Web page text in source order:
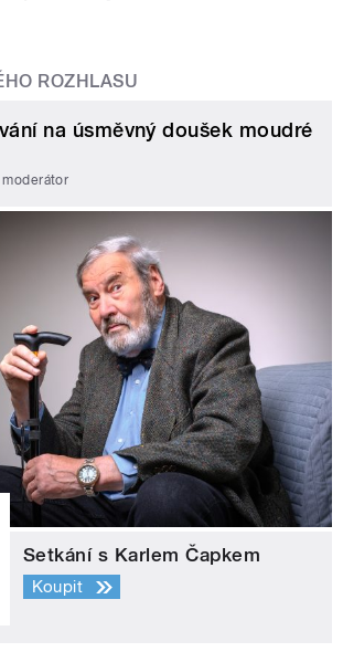
ROZHLASU
na úsměvný doušek moudré
Setkání s Karlem Čapkem
Koupit